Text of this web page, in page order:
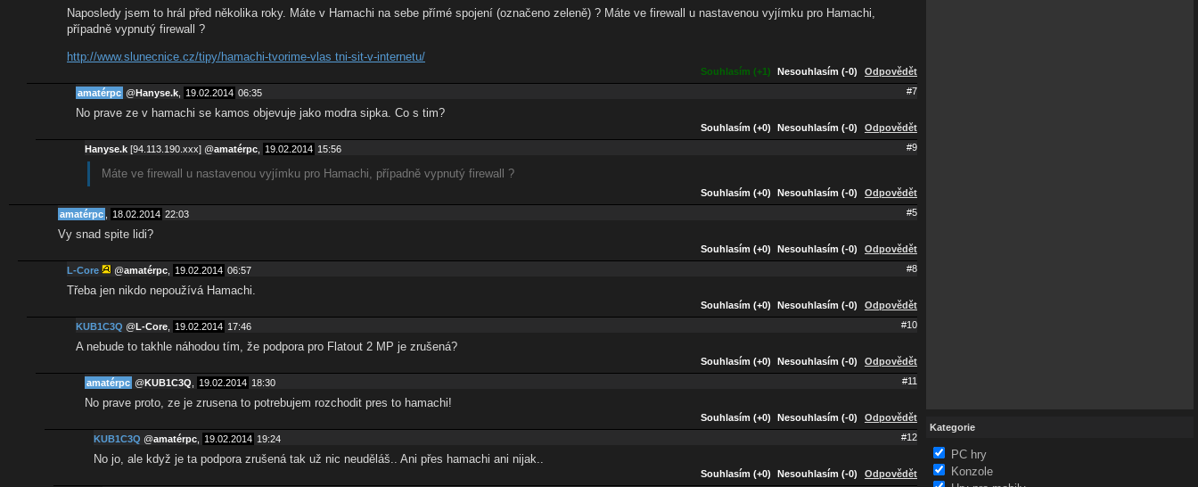
Naposledy jsem to hrál před několika roky. Máte v Hamachi na sebe přímé spojení (označeno zeleně) ? Máte ve firewall u nastavenou vyjímku pro Hamachi,
případně vypnutý firewall ?
http://www.slunecnice.cz/tipy/hamachi-tvorime-vlas tni-sit-v-internetu/
Souhlasím (+1) Nesouhlasím (-0) Odpovědět
amatérpc @Hanyse.k 19.02.2014 06:35 #7
No prave ze v hamachi se kamos objevuje jako modra sipka. Co s tim?
Souhlasím (+0) Nesouhlasím (-0) Odpovědět
Hanyse.k [94.113.190.xxx] @amatérpc 19.02.2014 15:56 #9
Máte ve firewall u nastavenou vyjímku pro Hamachi, případně vypnutý firewall ?
Souhlasím (+0) Nesouhlasím (-0) Odpovědět
amatérpc 18.02.2014 22:03 #5
Vy snad spite lidi?
Souhlasím (+0) Nesouhlasím (-0) Odpovědět
L-Core @amatérpc 19.02.2014 06:57 #8
Třeba jen nikdo nepoužívá Hamachi.
Souhlasím (+0) Nesouhlasím (-0) Odpovědět
KUB1C3Q @L-Core 19.02.2014 17:46 #10
A nebude to takhle náhodou tím, že podpora pro Flatout 2 MP je zrušená?
Souhlasím (+0) Nesouhlasím (-0) Odpovědět
amatérpc @KUB1C3Q 19.02.2014 18:30 #11
No prave proto, ze je zrusena to potrebujem rozchodit pres to hamachi!
Souhlasím (+0) Nesouhlasím (-0) Odpovědět
KUB1C3Q @amatérpc 19.02.2014 19:24 #12
No jo, ale když je ta podpora zrušená tak už nic neuděláš.. Ani přes hamachi ani nijak..
Souhlasím (+0) Nesouhlasím (-0) Odpovědět
Kategorie
PC hry
Konzole